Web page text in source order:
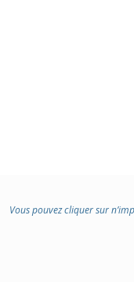
Vous pouvez cliquer sur